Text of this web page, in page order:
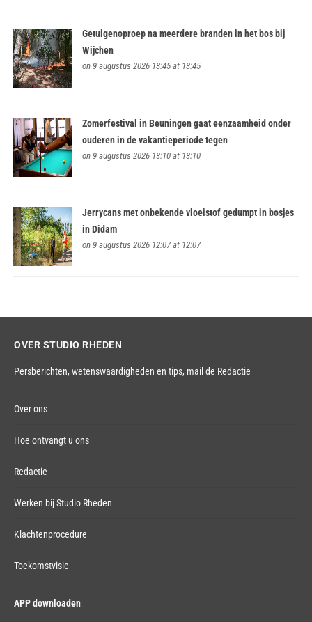
Getuigenoproep na meerdere branden in het bos bij
Wijchen
on 9 augustus 2026 13:45 at 13:45
Zomerfestival in Beuningen gaat eenzaamheid onder
ouderen in de vakantieperiode tegen
on 9 augustus 2026 13:10 at 13:10
Jerrycans met onbekende vloeistof gedumpt in bosjes
in Didam
on 9 augustus 2026 12:07 at 12:07
OVER STUDIO RHEDEN
Persberichten, wetenswaardigheden en tips, mail de Redactie
Over ons
Hoe ontvangt u ons
Redactie
Werken bij Studio Rheden
Klachtenprocedure
Toekomstvisie
APP downloaden